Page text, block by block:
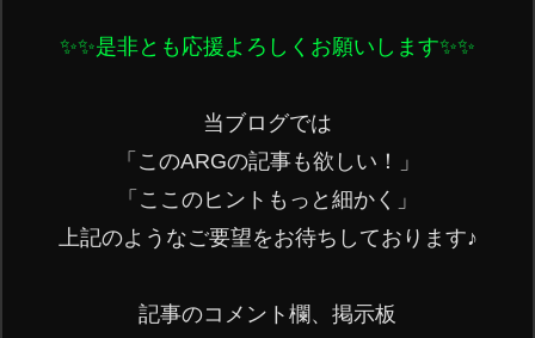
✨️✨️是非とも応援よろしくお願いします✨️✨️
当ブログでは
「このARGの記事も欲しい！」
「ここのヒントもっと細かく」
上記のようなご要望をお待ちしております♪
記事のコメント欄、掲示板